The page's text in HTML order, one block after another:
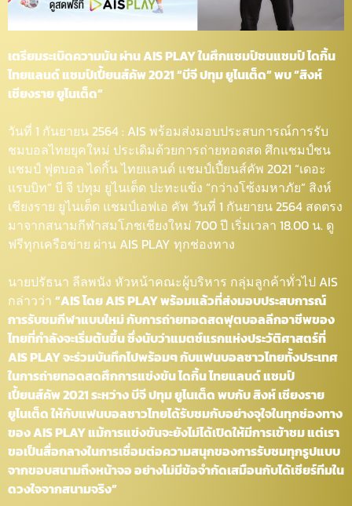
เตรียมระเบิดความมัน ผ่าน AIS PLAY ในศึกแชมป์ชนแชมป์ ไดกิ้น
ไทยแลนด์ แชมป์เปี้ยนส์คัพ 2021 “บีจี ปทุม ยูไนเต็ด” พบ “สิงห์
เชียงราย ยูไนเต็ด”
วันที่ 1 กันยายน 2564 : AIS พร้อมส่งมอบประสบการณ์การรับ
ชมบอลไทยยุคใหม่ ประเดิมด้วยการถ่ายทอดสด ศึกแชมป์ชน
แชมป์ ฟุตบอล ไดกิ้น ไทยแลนด์ แชมป์เปี้ยนส์คัพ 2021 “เดอะ
แรบบิท” บี จี ปทุม ยูไนเต็ด ปะทะแข้ง “กว่างโซ้งมหาภัย” สิงห์
เชียงราย ยูไนเต็ด แชมป์เอฟเอ คัพ วันที่ 1 กันยายน 2564 สดตรง
มาจากสนามกีฬาสมโภชเชียงใหม่ 700 ปี เริ่มเวลา 18.00 น. ดู
ฟรีทุกเครือข่าย ผ่าน AIS PLAY ทุกช่องทาง
นายปรัธนา ลีลพนัง หัวหน้าคณะผู้บริหาร กลุ่มลูกค้าทั่วไป AIS
กล่าวว่า “AIS โดย AIS PLAY พร้อมแล้วที่ส่งมอบประสบการณ์
การรับชมกีฬาแบบใหม่ กับการถ่ายทอดสดฟุตบอลลีกอาชีพของ
ไทยที่กำลังจะเริ่มต้นขึ้น ซึ่งนับว่าแมตช์แรกแห่งประวัติศาสตร์ที่
AIS PLAY จะร่วมบันทึกไปพร้อมๆ กับแฟนบอลชาวไทยทั้งประเทศ
ในการถ่ายทอดสดศึกการแข่งขัน ไดกิ้น ไทยแลนด์ แชมป์
เปี้ยนส์คัพ 2021 ระหว่าง บีจี ปทุม ยูไนเต็ด พบกับ สิงห์ เชียงราย
ยูไนเต็ด ให้กับแฟนบอลชาวไทยได้รับชมกับอย่างจุใจในทุกช่องทาง
ของ AIS PLAY แม้การแข่งขันจะยังไม่ได้เปิดให้มีการเข้าชม แต่เรา
ขอเป็นสื่อกลางในการเชื่อมต่อความสนุกของการรับชมทุกรูปแบบ
จากขอบสนามถึงหน้าจอ อย่างไม่มีข้อจำกัดเสมือนกับได้เชียร์ทีมใน
ดวงใจจากสนามจริง”